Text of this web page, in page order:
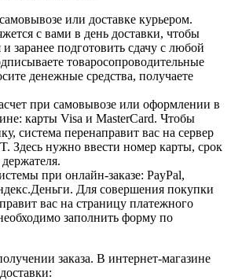
или доставке курьером.
с вами в день доставки, чтобы
заранее подготовить сдачу с любой
товаросопроводительные
денежные средства, получаете
при самовывозе или оформлении в
карты Visa и MasterCard. Чтобы
система перенаправит вас на сервер
Здесь нужно ввести номер карты, срок
при онлайн-заказе: PayPal,
Для совершения покупки
вас на страницу платежного
заполнить форму по
заказа. В интернет-магазине